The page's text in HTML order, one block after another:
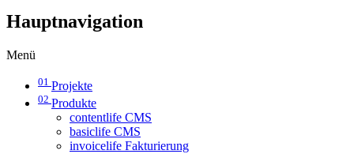
Hauptnavigation
Menü
01 Projekte
02 Produkte
contentlife CMS
basiclife CMS
invoicelife Fakturierung